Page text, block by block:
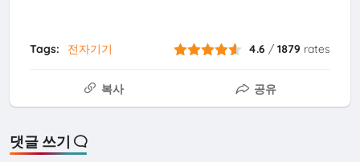
Tags: 전자기기 4.6 /1879 rates
복사 공유
댓글 쓰기